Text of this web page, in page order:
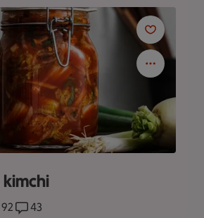
kimchi
92 Receptet har 43 kommentarer
43